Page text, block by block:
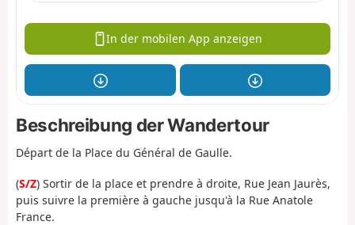
In der mobilen App anzeigen
Beschreibung der Wandertour
Départ de la Place du Général de Gaulle.
(S/Z) Sortir de la place et prendre à droite, Rue Jean Jaurès,
puis suivre la première à gauche jusqu'à la Rue Anatole
France.